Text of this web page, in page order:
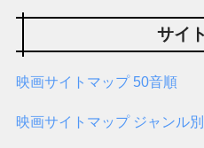
サイ
映画サイトマップ 50音順
映画サイトマップ ジャンル別